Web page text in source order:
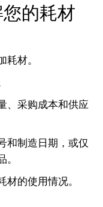
的耗材
耗材。
、采购成本和供应
和制造日期，或仅
材的使用情况。